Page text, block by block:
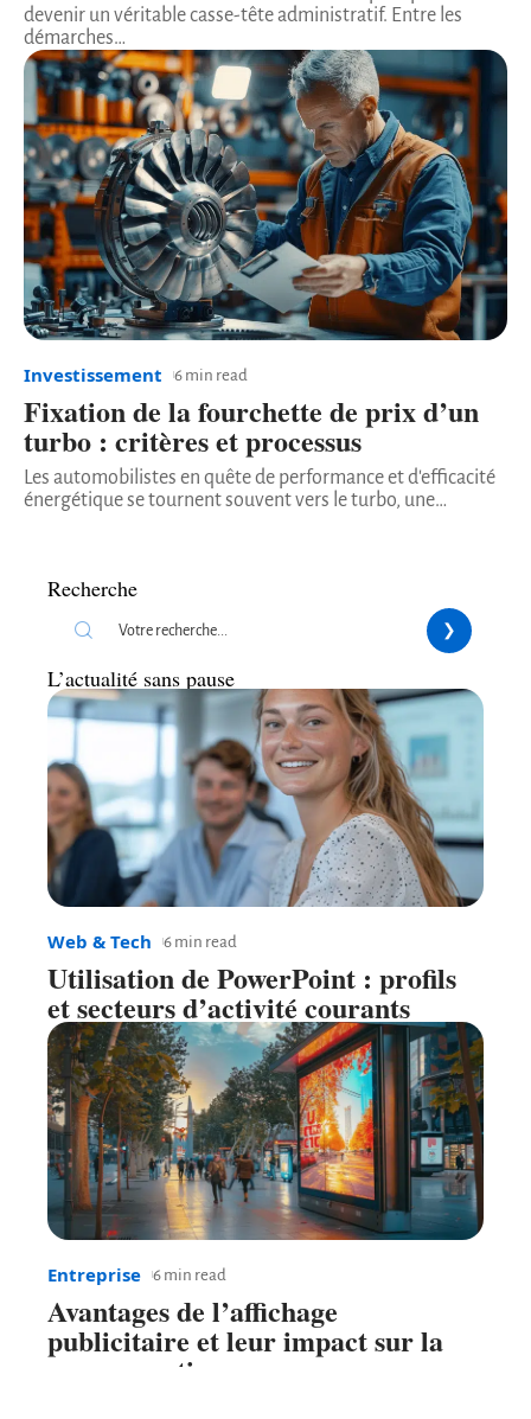
devenir un véritable casse-tête administratif. Entre les
démarches…
Investissement 6 min read
Fixation de la fourchette de prix d’un
turbo : critères et processus
Les automobilistes en quête de performance et d'efficacité
énergétique se tournent souvent vers le turbo, une…
Recherche
L’actualité sans pause
Web & Tech 6 min read
Utilisation de PowerPoint : profils
et secteurs d’activité courants
Entreprise 6 min read
Avantages de l’affichage
publicitaire et leur impact sur la
consommation